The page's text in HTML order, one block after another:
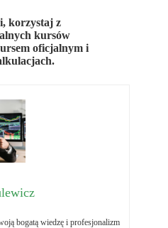
korzystaj z
kursów
oficjalnym i
bogatą wiedzę i profesjonalizm